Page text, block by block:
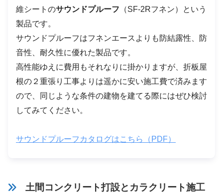
維シートのサウンドプルーフ （SF-2Rフネン）という
製品です。
サウンドプルーフはフネンエースよりも防結露性、防
音性、耐久性に優れた製品です。
高性能ゆえに費用もそれなりに掛かりますが、折板屋
根の２重張り工事よりは遥かに安い施工費で済みます
ので、同じような条件の建物を建てる際にはぜひ検討
してみてください。
サウンドプルーフカタログはこちら（PDF）
土間コンクリート打設とカラクリート施工